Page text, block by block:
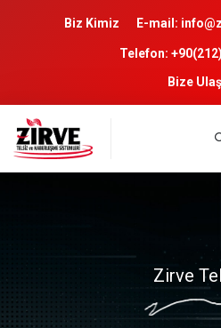
Biz Kimiz E-mail:
Telefon:
Bize
Zirve